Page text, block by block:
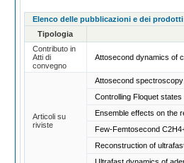
Elenco delle pubblicazioni e dei
Tipologia
Contributo in
Atti di
convegno
Attosecond dynamics of
Articoli su
riviste
Attosecond
Controlling Floquet
Ensemble effects on the
Few-Femtosecond
Reconstruction of